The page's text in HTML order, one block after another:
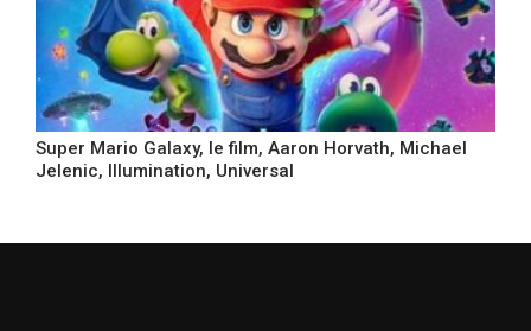
Super Mario Galaxy, le film, Aaron Horvath, Michael
Jelenic, Illumination, Universal